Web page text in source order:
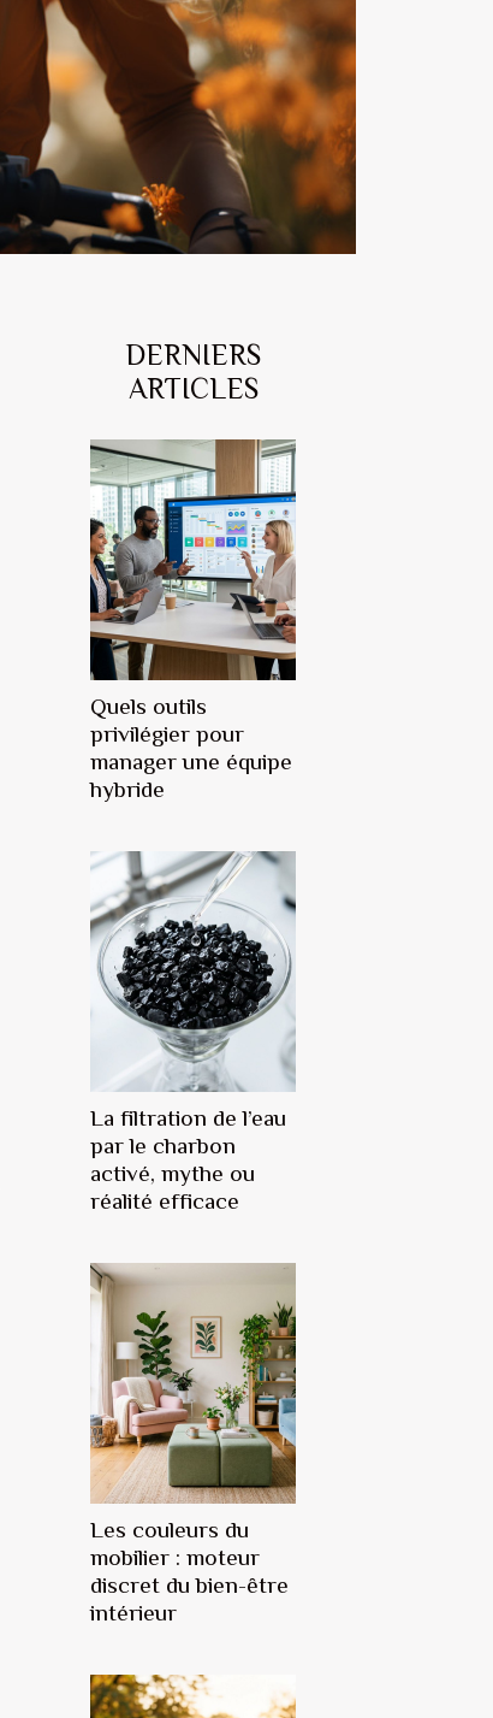
DERNIERS
ARTICLES
Quels outils
privilégier pour
manager une équipe
hybride
La filtration de l’eau
par le charbon
activé, mythe ou
réalité efficace
Les couleurs du
mobilier : moteur
discret du bien-être
intérieur